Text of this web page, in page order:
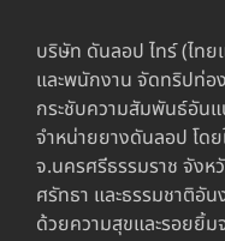
บริษัท ดันลอป ไทร์ (ไท
และพนักงาน จัดทริปท่อ
กระชับความสัมพันธ์อัน
จำหน่ายยางดันลอป โด
จ.นครศรีธรรมราช จัง
ศรัทธา และธรรมชาติอั
ด้วยความสุขและรอยยิ้